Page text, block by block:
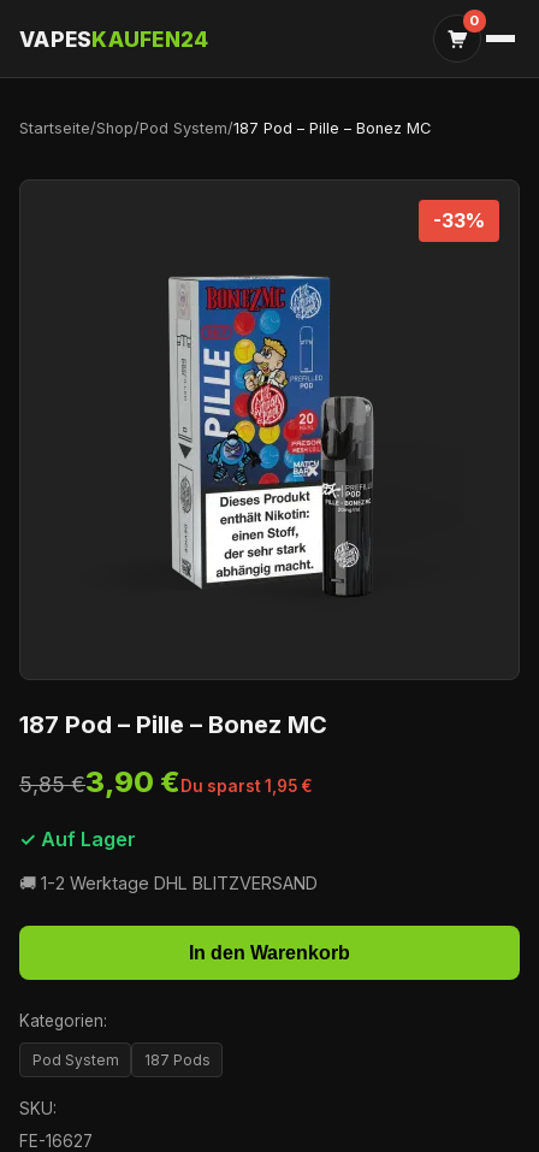
VAPESKAUFEN24
0
Startseite/Shop/Pod System/187 Pod – Pille – Bonez MC
-33%
187 Pod – Pille – Bonez MC
5,85 €3,90 €Du sparst 1,95 €
✓ Auf Lager
🚚 1-2 Werktage DHL BLITZVERSAND
In den Warenkorb
Kategorien:
Pod System 187 Pods
SKU:
FE-16627